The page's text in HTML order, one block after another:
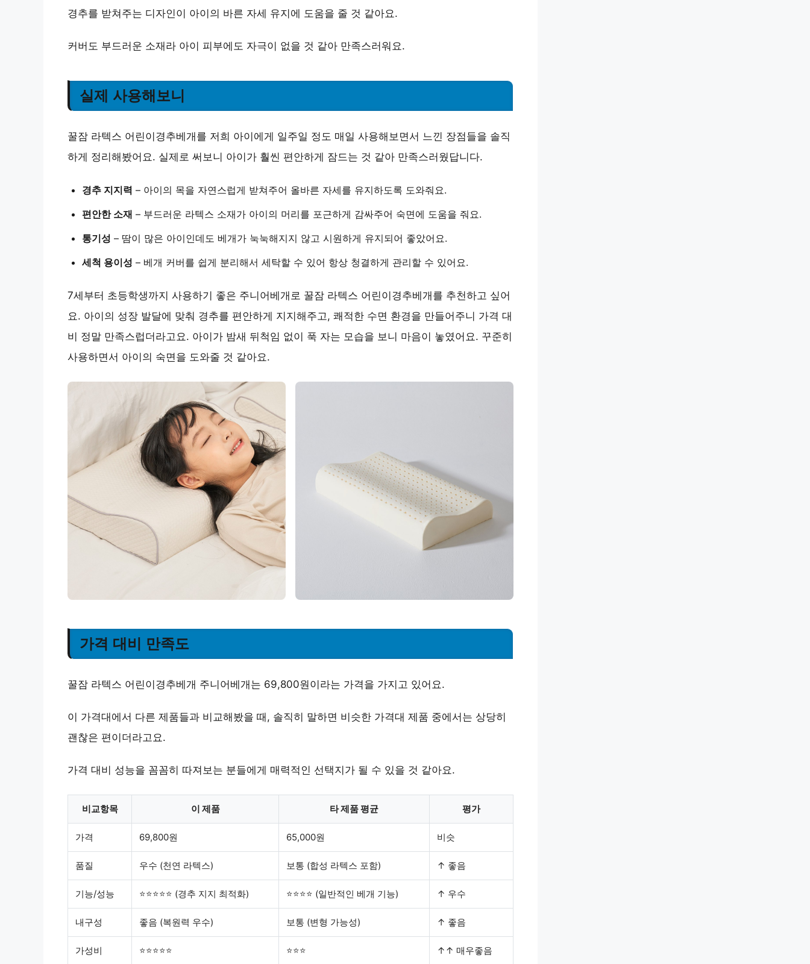
경추를 받쳐주는 디자인이 아이의 바른 자세 유지에 도움을 줄 것 같아요.
커버도 부드러운 소재라 아이 피부에도 자극이 없을 것 같아 만족스러워요.
실제 사용해보니
꿀잠 라텍스 어린이경추베개를 저희 아이에게 일주일 정도 매일 사용해보면서 느낀 장점들을 솔직
하게 정리해봤어요. 실제로 써보니 아이가 훨씬 편안하게 잠드는 것 같아 만족스러웠답니다.
경추 지지력 – 아이의 목을 자연스럽게 받쳐주어 올바른 자세를 유지하도록 도와줘요.
편안한 소재 – 부드러운 라텍스 소재가 아이의 머리를 포근하게 감싸주어 숙면에 도움을 줘요.
통기성 – 땀이 많은 아이인데도 베개가 눅눅해지지 않고 시원하게 유지되어 좋았어요.
세척 용이성 – 베개 커버를 쉽게 분리해서 세탁할 수 있어 항상 청결하게 관리할 수 있어요.
7세부터 초등학생까지 사용하기 좋은 주니어베개로 꿀잠 라텍스 어린이경추베개를 추천하고 싶어
요. 아이의 성장 발달에 맞춰 경추를 편안하게 지지해주고, 쾌적한 수면 환경을 만들어주니 가격 대
비 정말 만족스럽더라고요. 아이가 밤새 뒤척임 없이 푹 자는 모습을 보니 마음이 놓였어요. 꾸준히
사용하면서 아이의 숙면을 도와줄 것 같아요.
가격 대비 만족도
꿀잠 라텍스 어린이경추베개 주니어베개는 69,800원이라는 가격을 가지고 있어요.
이 가격대에서 다른 제품들과 비교해봤을 때, 솔직히 말하면 비슷한 가격대 제품 중에서는 상당히
괜찮은 편이더라고요.
가격 대비 성능을 꼼꼼히 따져보는 분들에게 매력적인 선택지가 될 수 있을 것 같아요.
비교항목 이 제품 타 제품 평균 평가
가격 69,800원 65,000원 비슷
품질 우수 (천연 라텍스) 보통 (합성 라텍스 포함) ↑ 좋음
기능/성능 ⭐⭐⭐⭐⭐ (경추 지지 최적화) ⭐⭐⭐⭐ (일반적인 베개 기능) ↑ 우수
내구성 좋음 (복원력 우수) 보통 (변형 가능성) ↑ 좋음
가성비 ⭐⭐⭐⭐⭐ ⭐⭐⭐ ↑↑ 매우좋음